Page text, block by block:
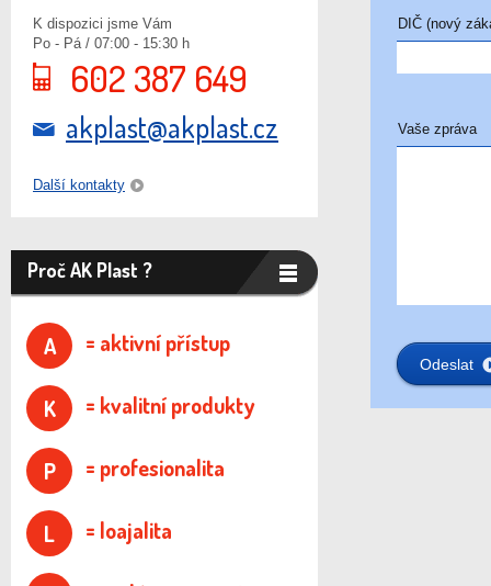
DIČ (nový
Vaše zpráva
K dispozici jsme Vám
Po - Pá / 07:00 - 15:30 h
602 387 649
akplast@akplast.cz
Další kontakty
Proč AK Plast ?
A = aktivní přístup
K = kvalitní produkty
P = profesionalita
L = loajalita